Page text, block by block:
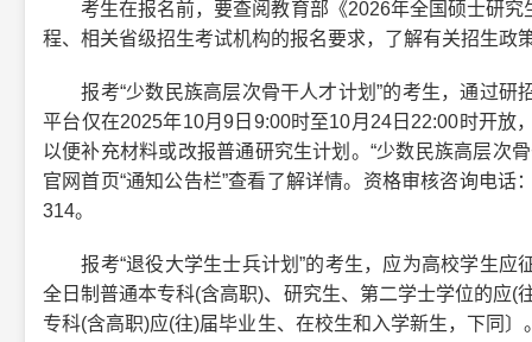
考生在报名前，要查阅教育部《2026年全国硕士研究
程、相关省级招生考试机构的报名要求，了解有关招生政
报考“少数民族高层次骨干人才计划”的考生，通过研
平台仅在2025年10月9日9:00时至10月24日22:00时开放
以便补充材料或改报普通研究生计划。“少数民族高层次
官网首页“通知公告栏”查看了解详情。资格审核咨询电
314。
报考“退役大学生士兵计划”的考生，应为高校学生应
全日制普通本专科(含高职)、研究生、第二学士学位的应
专科(含高职)应(往)届毕业生、在校生和入学新生，下同